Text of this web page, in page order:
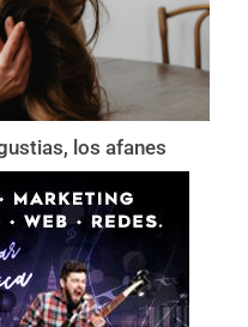
los afanes